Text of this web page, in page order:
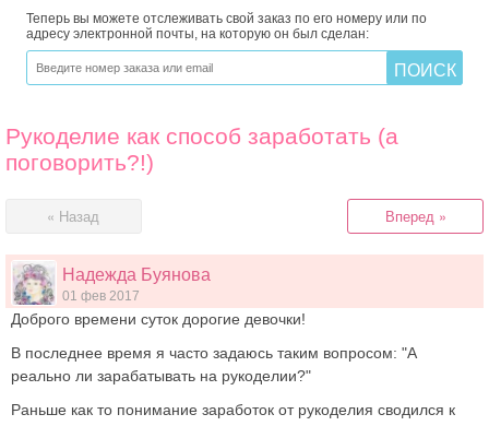
Теперь вы можете отслеживать свой заказ по его номеру или по
адресу электронной почты, на которую он был сделан:
Рукоделие как способ заработать (а
поговорить?!)
« Назад Вперед »
Надежда Буянова
01 фев 2017
Доброго времени суток дорогие девочки!
В последнее время я часто задаюсь таким вопросом: "А
реально ли зарабатывать на рукоделии?"
Раньше как то понимание заработок от рукоделия сводился к